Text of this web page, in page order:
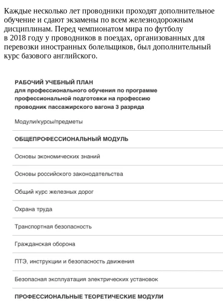
Каждые несколько лет проводники проходят дополнительное
обучение и сдают экзамены по всем железнодорожным
дисциплинам. Перед чемпионатом мира по футболу
в 2018 году у проводников в поездах, организованных для
перевозки иностранных болельщиков, был дополнительный
курс базового английского.